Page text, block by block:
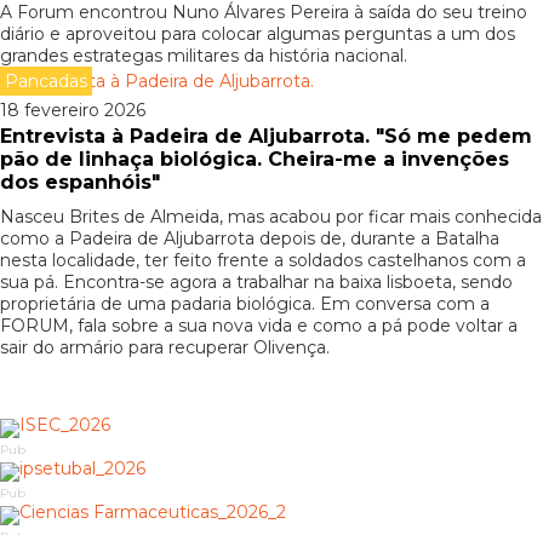
A Forum encontrou Nuno Álvares Pereira à saída do seu treino
diário e aproveitou para colocar algumas perguntas a um dos
grandes estrategas militares da história nacional.
Pancadas
18 fevereiro 2026
Entrevista à Padeira de Aljubarrota. "Só me pedem
pão de linhaça biológica. Cheira-me a invenções
dos espanhóis"
Nasceu Brites de Almeida, mas acabou por ficar mais conhecida
como a Padeira de Aljubarrota depois de, durante a Batalha
nesta localidade, ter feito frente a soldados castelhanos com a
sua pá. Encontra-se agora a trabalhar na baixa lisboeta, sendo
proprietária de uma padaria biológica. Em conversa com a
FORUM, fala sobre a sua nova vida e como a pá pode voltar a
sair do armário para recuperar Olivença.
Pub
Pub